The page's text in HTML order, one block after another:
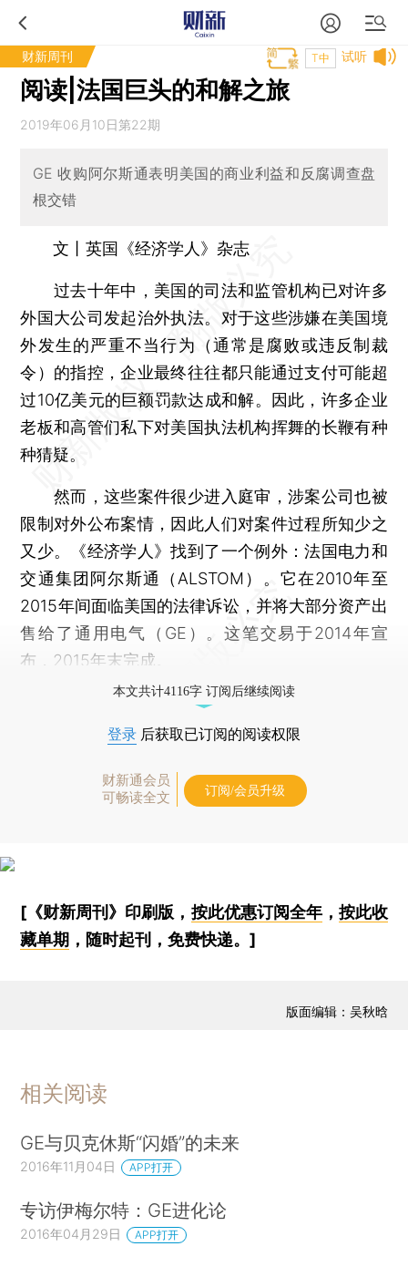
财新周刊 试听
T中
阅读|法国巨头的和解之旅
2019年06月10日第22期
GE 收购阿尔斯通表明美国的商业利益和反腐调查盘
根交错
文丨英国《经济学人》杂志
过去十年中，美国的司法和监管机构已对许多
外国大公司发起治外执法。对于这些涉嫌在美国境
外发生的严重不当行为（通常是腐败或违反制裁
令）的指控，企业最终往往都只能通过支付可能超
过10亿美元的巨额罚款达成和解。因此，许多企业
老板和高管们私下对美国执法机构挥舞的长鞭有种
种猜疑。
然而，这些案件很少进入庭审，涉案公司也被
限制对外公布案情，因此人们对案件过程所知少之
又少。《经济学人》找到了一个例外：法国电力和
交通集团阿尔斯通（ALSTOM）。它在2010年至
2015年间面临美国的法律诉讼，并将大部分资产出
售给了通用电气（GE）。这笔交易于2014年宣
布，2015年末完成。
本文共计4116字 订阅后继续阅读
登录 后获取已订阅的阅读权限
财新通会员
可畅读全文
订阅/会员升级
[《财新周刊》印刷版， 按此优惠订阅全年， 按此收
藏单期 ，随时起刊，免费快递。]
版面编辑：吴秋晗
相关阅读
GE与贝克休斯“闪婚”的未来
2016年11月04日 APP打开
专访伊梅尔特：GE进化论
2016年04月29日 APP打开